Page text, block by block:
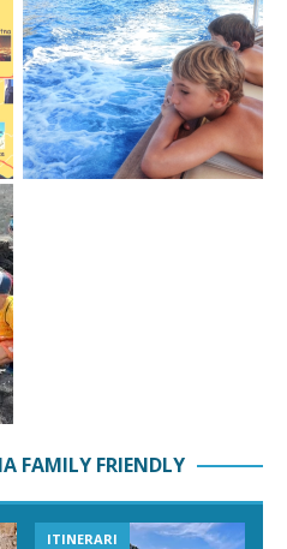
FAMILY FRIENDLY
ITINERARI